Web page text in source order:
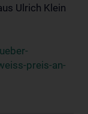
Ulrich Klein
preis-an-